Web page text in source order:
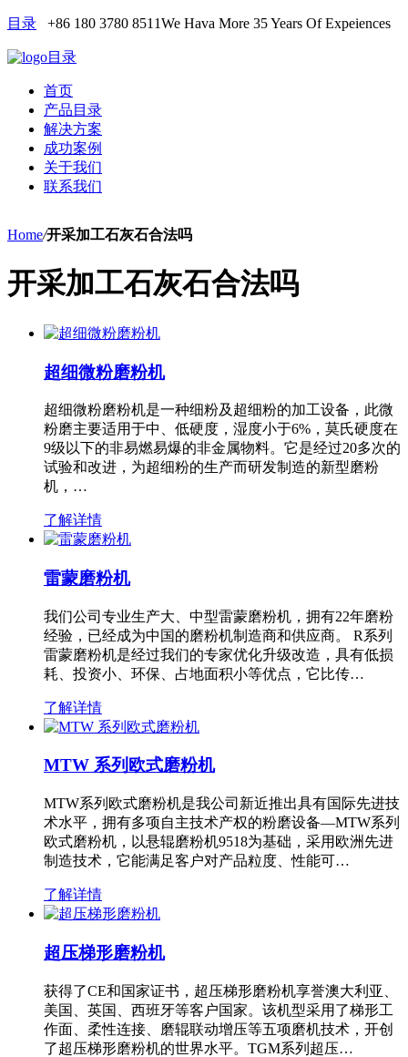
目录 +86 180 3780 8511We Hava More 35 Years Of Expeiences
目录
首页
产品目录
解决方案
成功案例
关于我们
联系我们
Home/开采加工石灰石合法吗
开采加工石灰石合法吗
超细微粉磨粉机
超细微粉磨粉机是一种细粉及超细粉的加工设备，此微
粉磨主要适用于中、低硬度，湿度小于6%，莫氏硬度在
9级以下的非易燃易爆的非金属物料。它是经过20多次的
试验和改进，为超细粉的生产而研发制造的新型磨粉
机，…
了解详情
雷蒙磨粉机
我们公司专业生产大、中型雷蒙磨粉机，拥有22年磨粉
经验，已经成为中国的磨粉机制造商和供应商。 R系列
雷蒙磨粉机是经过我们的专家优化升级改造，具有低损
耗、投资小、环保、占地面积小等优点，它比传…
了解详情
MTW 系列欧式磨粉机
MTW系列欧式磨粉机是我公司新近推出具有国际先进技
术水平，拥有多项自主技术产权的粉磨设备—MTW系列
欧式磨粉机，以悬辊磨粉机9518为基础，采用欧洲先进
制造技术，它能满足客户对产品粒度、性能可…
了解详情
超压梯形磨粉机
获得了CE和国家证书，超压梯形磨粉机享誉澳大利亚、
美国、英国、西班牙等客户国家。该机型采用了梯形工
作面、柔性连接、磨辊联动增压等五项磨机技术，开创
了超压梯形磨粉机的世界水平。TGM系列超压…